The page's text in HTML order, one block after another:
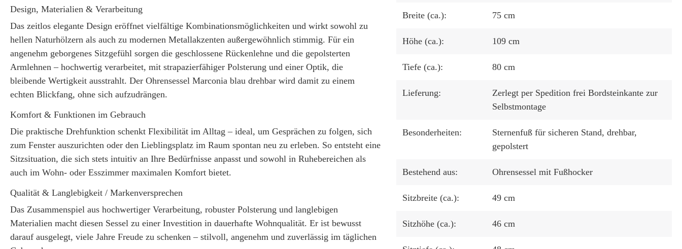
Design, Materialien & Verarbeitung
Das zeitlos elegante Design eröffnet vielfältige Kombinationsmöglichkeiten und wirkt sowohl zu
hellen Naturhölzern als auch zu modernen Metallakzenten außergewöhnlich stimmig. Für ein
angenehm geborgenes Sitzgefühl sorgen die geschlossene Rückenlehne und die gepolsterten
Armlehnen – hochwertig verarbeitet, mit strapazierfähiger Polsterung und einer Optik, die
bleibende Wertigkeit ausstrahlt. Der Ohrensessel Marconia blau drehbar wird damit zu einem
echten Blickfang, ohne sich aufzudrängen.
Komfort & Funktionen im Gebrauch
Die praktische Drehfunktion schenkt Flexibilität im Alltag – ideal, um Gesprächen zu folgen, sich
zum Fenster auszurichten oder den Lieblingsplatz im Raum spontan neu zu erleben. So entsteht eine
Sitzsituation, die sich stets intuitiv an Ihre Bedürfnisse anpasst und sowohl in Ruhebereichen als
auch im Wohn- oder Esszimmer maximalen Komfort bietet.
Qualität & Langlebigkeit / Markenversprechen
Das Zusammenspiel aus hochwertiger Verarbeitung, robuster Polsterung und langlebigen
Materialien macht diesen Sessel zu einer Investition in dauerhafte Wohnqualität. Er ist bewusst
darauf ausgelegt, viele Jahre Freude zu schenken – stilvoll, angenehm und zuverlässig im täglichen
Breite (ca.): 75 cm
Höhe (ca.): 109 cm
Tiefe (ca.): 80 cm
Lieferung:
Zerlegt per Spedition frei Bordsteinkante zur
Selbstmontage
Besonderheiten: Sternenfuß für sicheren Stand, drehbar,
gepolstert
Bestehend aus: Ohrensessel mit Fußhocker
Sitzbreite (ca.): 49 cm
Sitzhöhe (ca.): 46 cm